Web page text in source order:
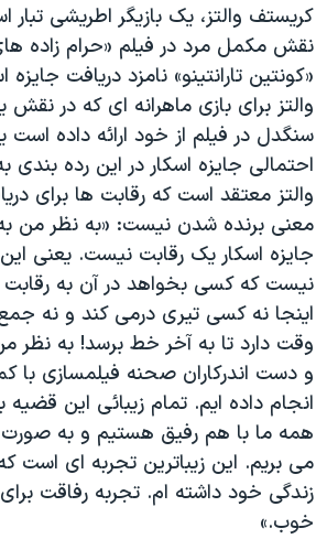
آرشیو پخش زنده
مجموعه مستندهای دادخواهی
تریبونال مردمی آبان ۹۸
دادگاه حمید نوری
چهل سال گروگان‌گیری
قانون شفافیت دارائی کادر رهبری ایران
اعتراضات مردمی آبان ۹۸
اسرائیل در جنگ
نرگس محمدی برنده جایزه نوبل صلح
همایش محافظه‌کاران آمریکا «سی‌پک»
صفحه‌های ویژه
سفر پرزیدنت ترامپ به چین
کریستف والتز، یک بازیگر اطریشی تبار
نقش مکمل مرد در فیلم «حرام زاده
«کونتین تارانتینو» نامزد دریافت
والتز برای بازی ماهرانه ای که در
سنگدل در فیلم از خود ارائه داده است
احتمالی جایزه اسکار در این رده بندی
والتز معتقد است که رقابت ها برای
معنی برنده شدن نیست: «به نظر من
جایزه اسکار یک رقابت نیست. یعنی
نیست که کسی بخواهد در آن به رقابت
اینجا نه کسی تیری درمی کند و نه
وقت دارد تا به آخر خط برسد! به نظر
و دست اندرکاران صحنه فیلمسازی با
انجام داده ایم. تمام زیبائی این
همه ما با هم رفیق هستیم و به صورت
می بریم. این زیباترین تجربه ای است
زندگی خود داشته ام. تجربه رفاقت
خوب.»